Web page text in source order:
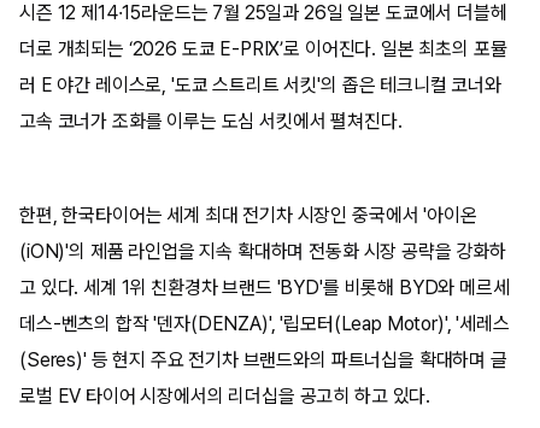
시즌 12 제14·15라운드는 7월 25일과 26일 일본 도쿄에서 더블헤
더로 개최되는 ‘2026 도쿄 E-PRIX’로 이어진다. 일본 최초의 포뮬
러 E 야간 레이스로, '도쿄 스트리트 서킷'의 좁은 테크니컬 코너와
고속 코너가 조화를 이루는 도심 서킷에서 펼쳐진다.
한편, 한국타이어는 세계 최대 전기차 시장인 중국에서 '아이온
(iON)'의 제품 라인업을 지속 확대하며 전동화 시장 공략을 강화하
고 있다. 세계 1위 친환경차 브랜드 'BYD'를 비롯해 BYD와 메르세
데스-벤츠의 합작 '덴자(DENZA)', '립모터(Leap Motor)', '세레스
(Seres)' 등 현지 주요 전기차 브랜드와의 파트너십을 확대하며 글
로벌 EV 타이어 시장에서의 리더십을 공고히 하고 있다.